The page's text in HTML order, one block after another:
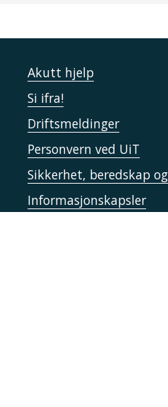
Akutt hjelp
Si ifra!
Driftsmeldinger
Personvern ved UiT
Sikkerhet, beredskap
Informasjonskapsler